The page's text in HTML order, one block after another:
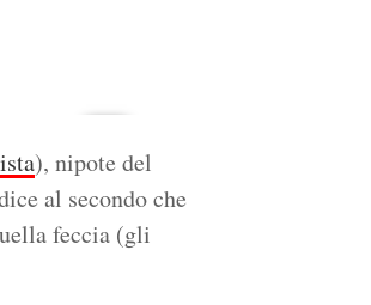
), nipote del
al secondo che
feccia (gli